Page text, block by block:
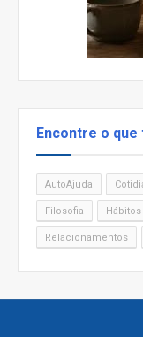
Encontre o que
AutoAjuda
Filosofia Hábitos
Relacionamentos